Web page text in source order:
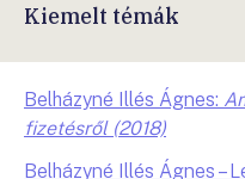
Kiemelt témák
Belházyné Illés Ágnes:
fizetésről (2018)
Belházyné Illés Ágnes –